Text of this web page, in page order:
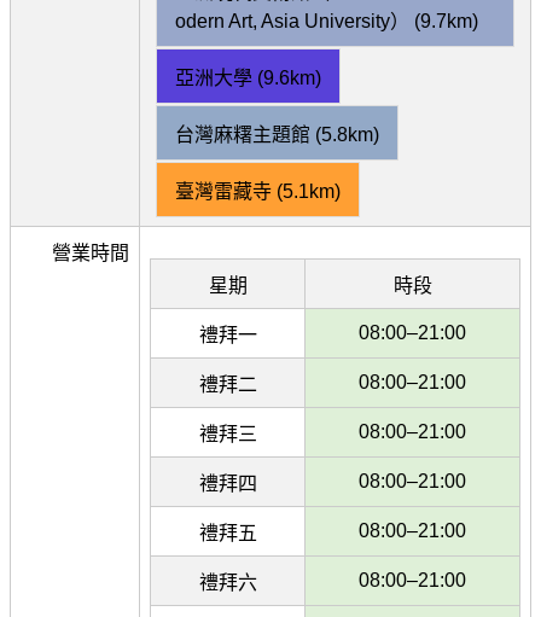
odern Art, Asia University） (9.7km)
亞洲大學 (9.6km)
台灣麻糬主題館 (5.8km)
臺灣雷藏寺 (5.1km)
營業時間
星期
時段
禮拜一 08:00–21:00
禮拜二 08:00–21:00
禮拜三 08:00–21:00
禮拜四 08:00–21:00
禮拜五 08:00–21:00
禮拜六 08:00–21:00